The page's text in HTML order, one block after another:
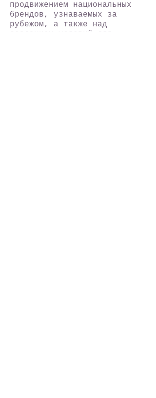
продвижением национальных
брендов, узнаваемых за
рубежом, а также над
созданием условий для